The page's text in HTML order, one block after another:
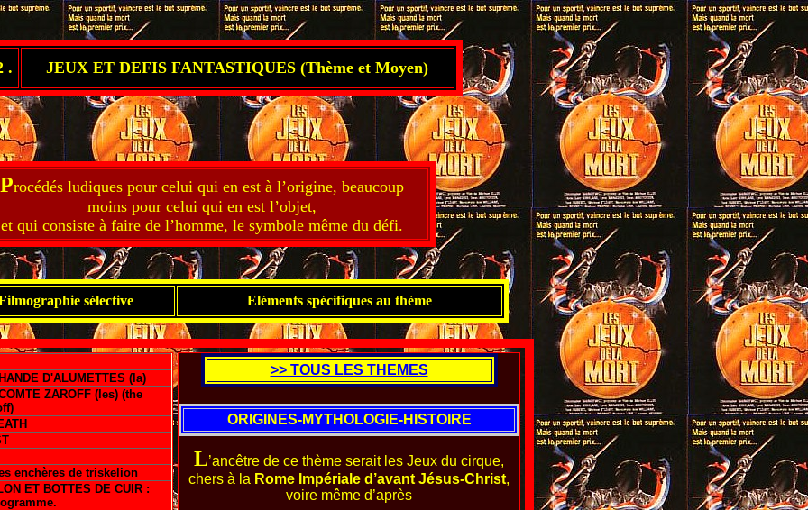
. JEUX ET DEFIS FANTASTIQUES (Thème et Moyen)
Procédés ludiques pour celui qui en est à l’origine, beaucoup
moins pour celui qui en est l’objet,
et qui consiste à faire de l’homme, le symbole même du défi.
sélective Eléments spécifiques au thème
D'ALUMETTES (la)
ZAROFF (les) (the
enchères de triskelion
ET BOTTES DE CUIR :
>> TOUS LES THEMES
ORIGINES-MYTHOLOGIE-HISTOIRE
L’ancêtre de ce thème serait les Jeux du cirque,
chers à la Rome Impériale d’avant Jésus-Christ,
voire même d’après